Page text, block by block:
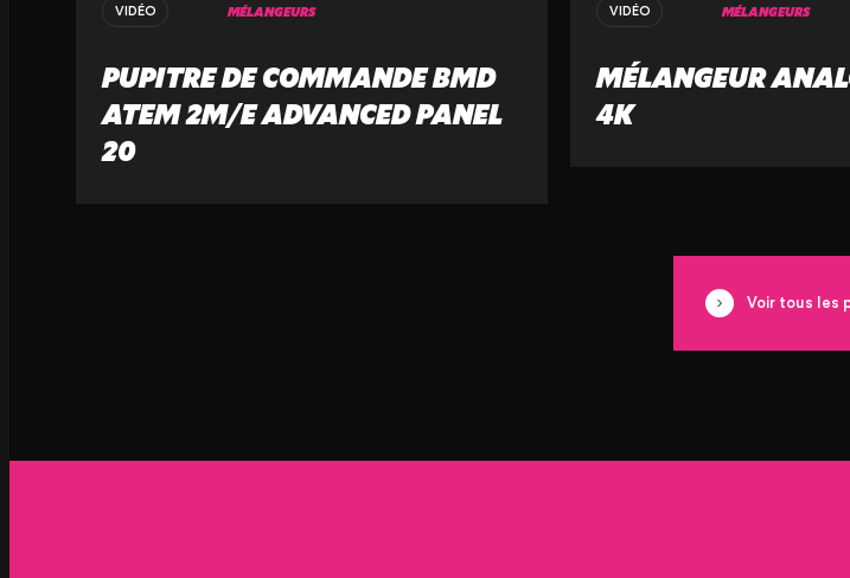
VIDÉO MÉLANGEURS
PUPITRE DE COMMANDE BMD
ATEM 2M/E ADVANCED PANEL
20
VIDÉO MÉLANGEURS
MÉLANGEUR
4K
Voir tous les